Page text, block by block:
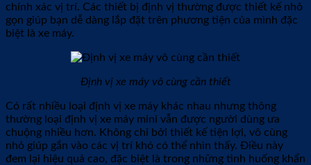
chính xác vị trí. Các thiết bị định vị thường được thiết kế nhỏ
gọn giúp bạn dễ dàng lắp đặt trên phương tiện của mình đặc
biệt là xe máy.
Định vị xe máy vô cùng cần thiết
Có rất nhiều loại định vị xe máy khác nhau nhưng thông
thường loại định vị xe máy mini vẫn được người dùng ưa
chuộng nhiều hơn. Không chỉ bởi thiết kế tiện lợi, vô cùng
nhỏ giúp gắn vào các vị trí khó có thể nhìn thấy. Điều này
đem lại hiệu quả cao, đặc biệt là trong những tình huống khẩn